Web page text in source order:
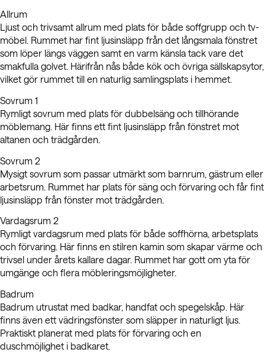
Allrum
Ljust och trivsamt allrum med plats för både soffgrupp och tv-
möbel. Rummet har fint ljusinsläpp från det långsmala fönstret
som löper längs väggen samt en varm känsla tack vare det
smakfulla golvet. Härifrån nås både kök och övriga sällskapsytor,
vilket gör rummet till en naturlig samlingsplats i hemmet.
Sovrum 1
Rymligt sovrum med plats för dubbelsäng och tillhörande
möblemang. Här finns ett fint ljusinsläpp från fönstret mot
altanen och trädgården.
Sovrum 2
Mysigt sovrum som passar utmärkt som barnrum, gästrum eller
arbetsrum. Rummet har plats för säng och förvaring och får fint
ljusinsläpp från fönster mot trädgården.
Vardagsrum 2
Rymligt vardagsrum med plats för både soffhörna, arbetsplats
och förvaring. Här finns en stilren kamin som skapar värme och
trivsel under årets kallare dagar. Rummet har gott om yta för
umgänge och flera möbleringsmöjligheter.
Badrum
Badrum utrustat med badkar, handfat och spegelskåp. Här
finns även ett vädringsfönster som släpper in naturligt ljus.
Praktiskt planerat med plats för förvaring och en
duschmöjlighet i badkaret.